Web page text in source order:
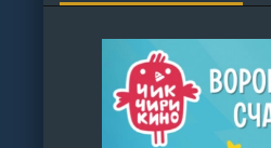
АУДИОКНИГЕ